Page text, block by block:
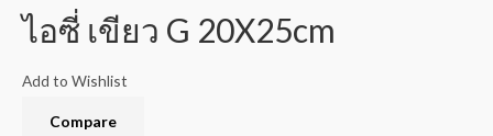
ไอซี่ เขียว G 20X25cm
Add to Wishlist
Compare